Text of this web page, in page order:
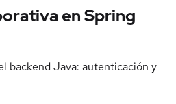
en Spring
backend Java: autenticación y